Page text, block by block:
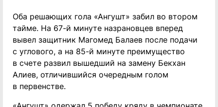
Оба решающих гола «Ангушт» забил во втором
тайме. На 67-й минуте назрановцев вперед
вывел защитник Магомед Балаев после подачи
с углового, а на 85-й минуте преимущество
в счете развил вышедший на замену Бекхан
Алиев, отличившийся очередным голом
в первенстве.